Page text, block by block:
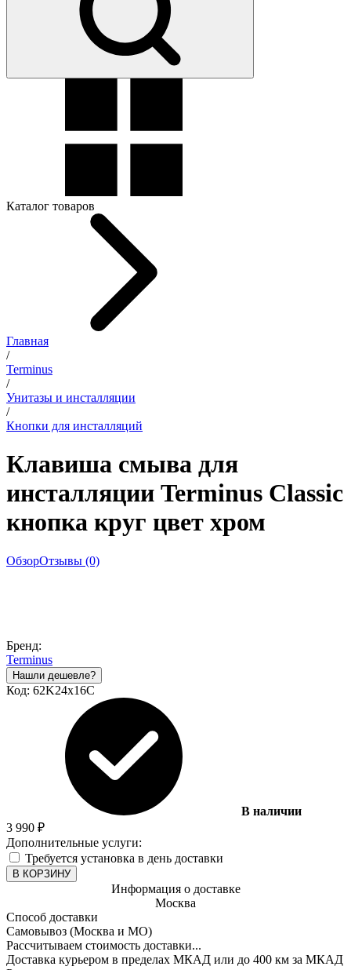
Каталог товаров
Главная
/
Terminus
/
Унитазы и инсталляции
/
Кнопки для инсталляций
Клавиша смыва для
инсталляции Terminus Classic
кнопка круг цвет хром
ОбзорОтзывы (0)
Бренд:
Terminus
Код: 62K24х16C
В наличии
3 990 ₽
Дополнительные услуги:
Требуется установка в день доставки
В КОРЗИНУ
Информация о доставке
Москва
Способ доставки
Самовывоз (Москва и МО)
Рассчитываем стоимость доставки...
Доставка курьером в пределах МКАД или до 400 км за МКАД